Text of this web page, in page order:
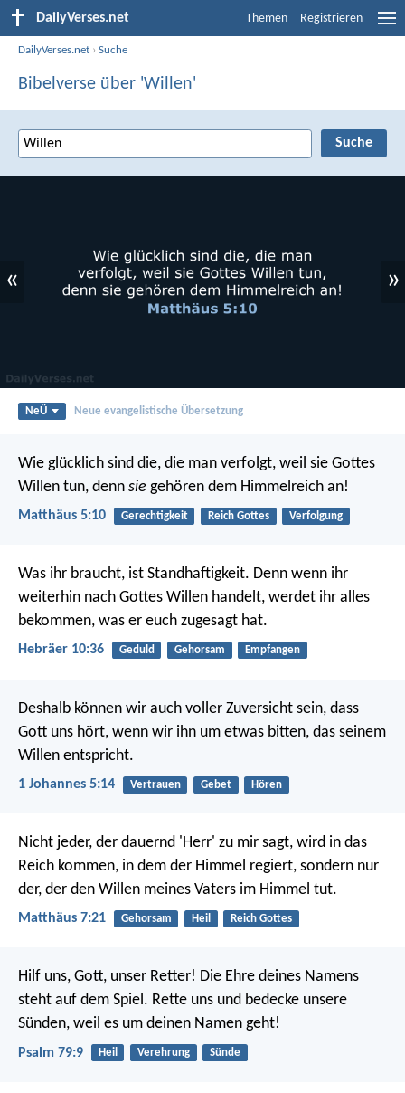
DailyVerses.net Themen Registrieren
DailyVerses.net ›Suche
Bibelverse über 'Willen'
« »
NeÜ Neue evangelistische Übersetzung
Wie glücklich sind die, die man verfolgt, weil sie Gottes
Willen tun, denn sie gehören dem Himmelreich an!
Matthäus 5:10 Gerechtigkeit Reich Gottes Verfolgung
Was ihr braucht, ist Standhaftigkeit. Denn wenn ihr
weiterhin nach Gottes Willen handelt, werdet ihr alles
bekommen, was er euch zugesagt hat.
Hebräer 10:36 Geduld Gehorsam Empfangen
Deshalb können wir auch voller Zuversicht sein, dass
Gott uns hört, wenn wir ihn um etwas bitten, das seinem
Willen entspricht.
1 Johannes 5:14 Vertrauen Gebet Hören
Nicht jeder, der dauernd 'Herr' zu mir sagt, wird in das
Reich kommen, in dem der Himmel regiert, sondern nur
der, der den Willen meines Vaters im Himmel tut.
Matthäus 7:21 Gehorsam Heil Reich Gottes
Hilf uns, Gott, unser Retter! Die Ehre deines Namens
steht auf dem Spiel. Rette uns und bedecke unsere
Sünden, weil es um deinen Namen geht!
Psalm 79:9 Heil Verehrung Sünde